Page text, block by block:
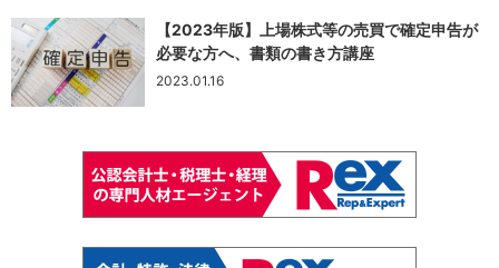
【2023年版】上場株式等の売買で確定申告が
必要な方へ、書類の書き方講座
2023.01.16